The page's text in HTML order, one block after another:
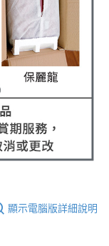
顯示電腦版詳細說明